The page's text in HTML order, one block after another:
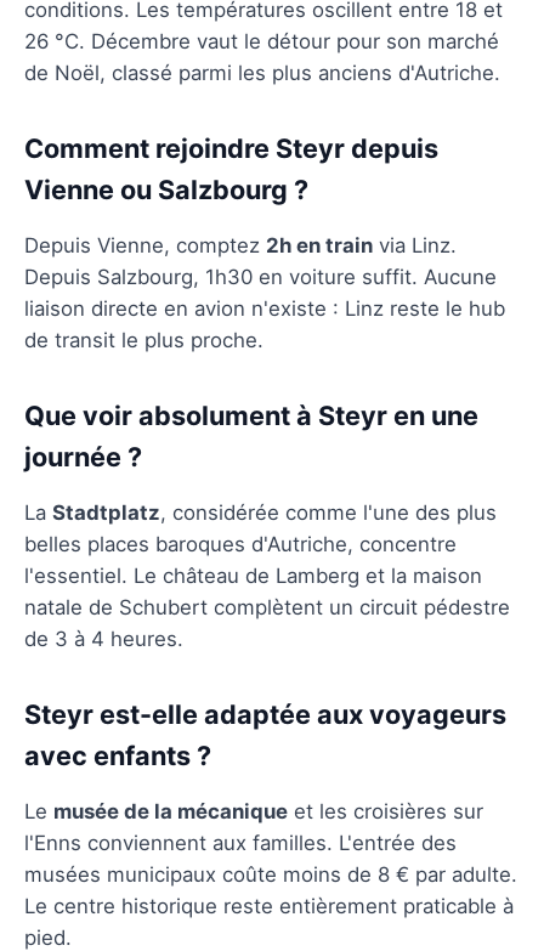
conditions. Les températures oscillent entre 18 et
26 °C. Décembre vaut le détour pour son marché
de Noël, classé parmi les plus anciens d'Autriche.
Comment rejoindre Steyr depuis
Vienne ou Salzbourg ?
Depuis Vienne, comptez 2h en train via Linz.
Depuis Salzbourg, 1h30 en voiture suffit. Aucune
liaison directe en avion n'existe : Linz reste le hub
de transit le plus proche.
Que voir absolument à Steyr en une
journée ?
La Stadtplatz, considérée comme l'une des plus
belles places baroques d'Autriche, concentre
l'essentiel. Le château de Lamberg et la maison
natale de Schubert complètent un circuit pédestre
de 3 à 4 heures.
Steyr est-elle adaptée aux voyageurs
avec enfants ?
Le musée de la mécanique et les croisières sur
l'Enns conviennent aux familles. L'entrée des
musées municipaux coûte moins de 8 € par adulte.
Le centre historique reste entièrement praticable à
pied.